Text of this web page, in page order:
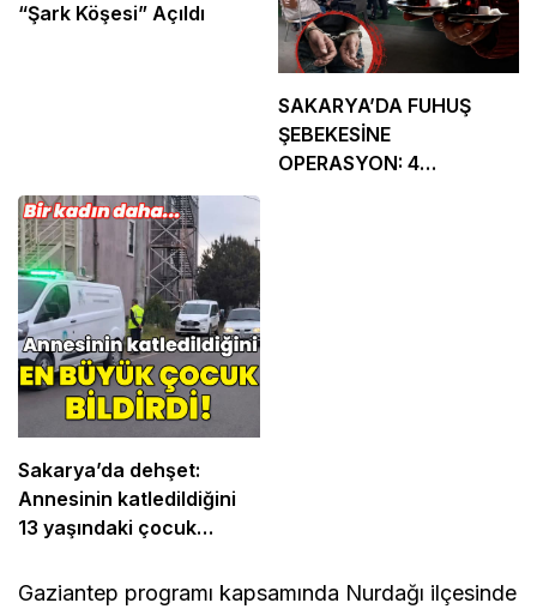
“Şark Köşesi” Açıldı
SAKARYA’DA FUHUŞ
ŞEBEKESİNE
OPERASYON: 4
Sakarya’da dehşet:
Annesinin katledildiğini
13 yaşındaki çocuk
Gaziantep programı kapsamında Nurdağı ilçesinde